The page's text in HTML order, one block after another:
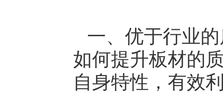
一、优于行业
如何提升板材的
自身特性，有效